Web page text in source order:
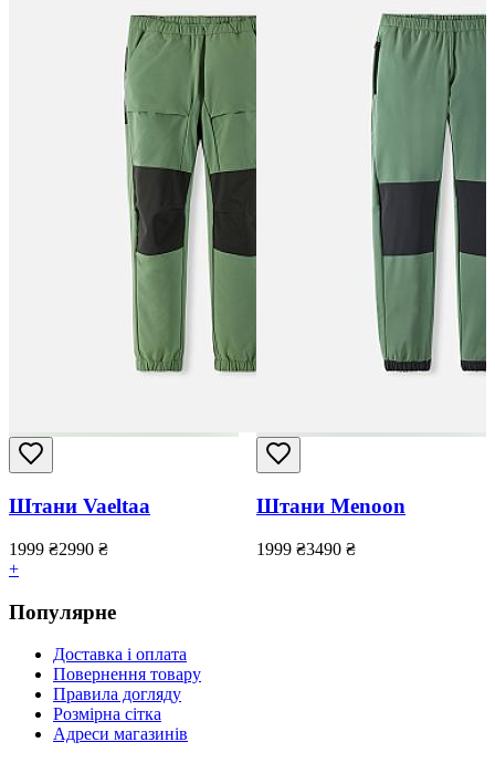
Штани Vaeltaa
1999 ₴2990 ₴
+
Штани Menoon
1999 ₴3490 ₴
Популярне
Доставка і оплата
Повернення товару
Правила догляду
Розмірна сітка
Адреси магазинів